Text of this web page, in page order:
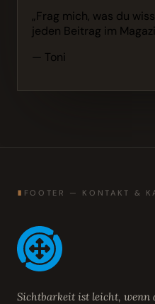
„Frag mich, was du
jeden Beitrag im
— Toni
∎ FOOTER — KONTAKT &
Sichtbarkeit ist leicht, wenn